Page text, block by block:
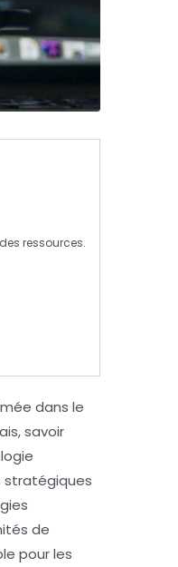
ressources.
dans le
savoir
stratégiques
de
pour les